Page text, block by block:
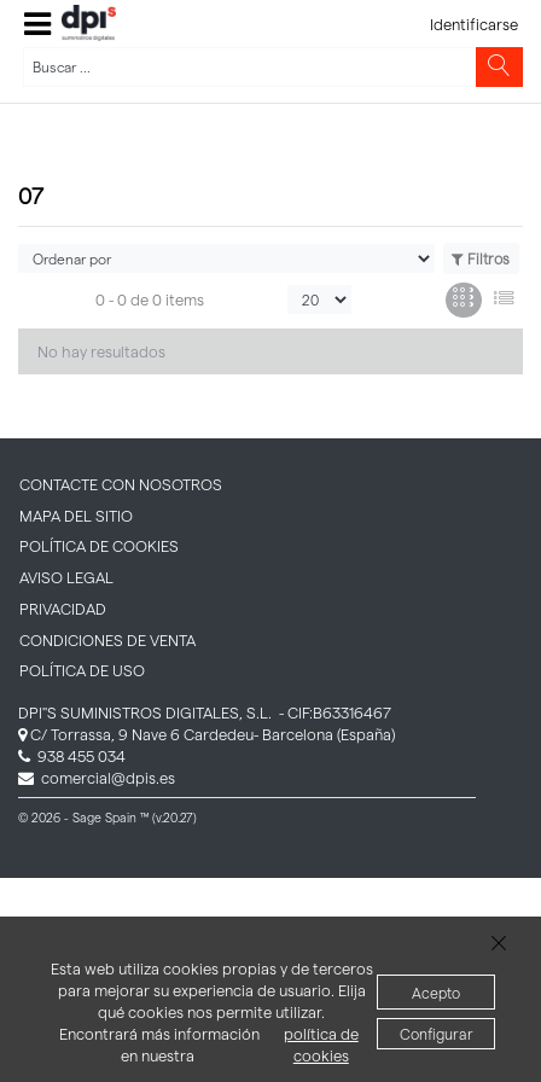
Identificarse
07
Filtros
0 - 0 de 0 items
No hay resultados
CONTACTE CON NOSOTROS
MAPA DEL SITIO
POLÍTICA DE COOKIES
AVISO LEGAL
PRIVACIDAD
CONDICIONES DE VENTA
POLÍTICA DE USO
DPI''S SUMINISTROS DIGITALES, S.L. - CIF:B63316467
C/ Torrassa, 9 Nave 6 Cardedeu- Barcelona (España)
938 455 034
comercial@dpis.es
© 2026 - Sage Spain ™ (v.20.27)
Esta web utiliza cookies propias y de terceros
para mejorar su experiencia de usuario. Elija
qué cookies nos permite utilizar.
Encontrará más información
en nuestra
política de
cookies
Acepto
Configurar